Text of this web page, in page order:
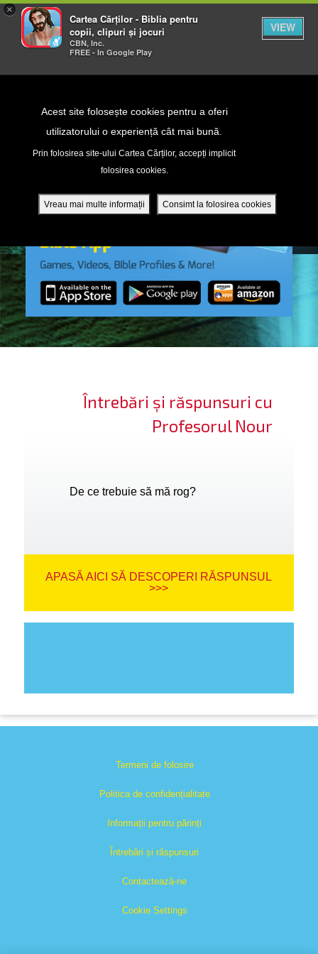
×
Cartea Cărților - Biblia pentru
copii, clipuri și jocuri
CBN, Inc.
FREE - In Google Play
VIEW
Acest site folosește cookies pentru a oferi
utilizatorului o experiență cât mai bună.
Prin folosirea site-ului Cartea Cărților, accepți implicit
folosirea cookies.
Vreau mai multe informații Consimt la folosirea cookies
DVD - Sezoane 1-4
mobilă
te
Întrebări și răspunsuri cu
Profesorul Nour
De ce trebuie să mă rog?
APASĂ AICI SĂ DESCOPERI RĂSPUNSUL
>>>
Termeni de folosire
Politica de confidențialitate
Informații pentru părinți
Întrebări și răspunsuri
Contactează-ne
Cookie Settings